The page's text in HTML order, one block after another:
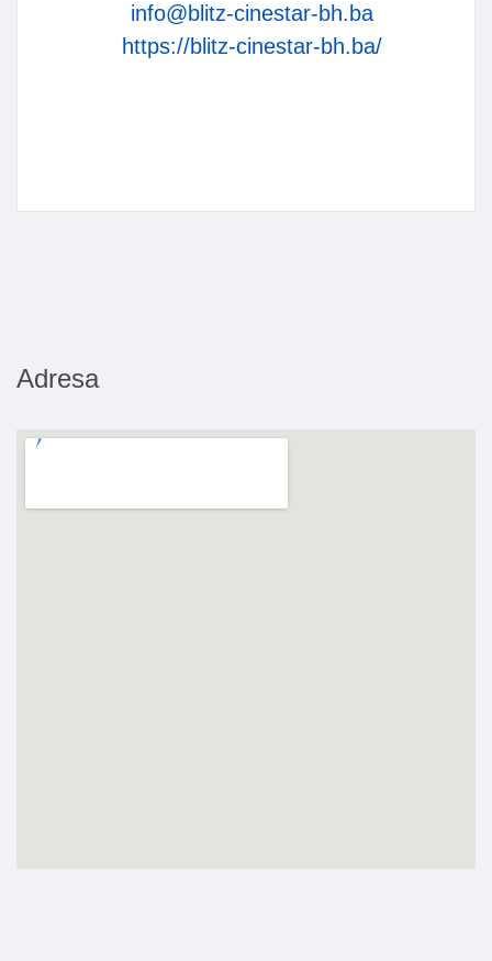
info@blitz-cinestar-bh.ba
https://blitz-cinestar-bh.ba/
Adresa